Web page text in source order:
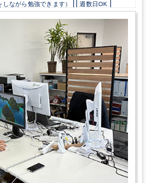
ながら勉強できます） 週数日OK
週5日勤務 勤務開始時間の相談OK
時短OK 9時30分出社OK
土日祝休み 平日休みあり